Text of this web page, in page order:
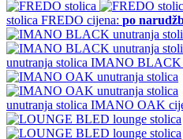
stolica FREDO cijena: po
unutranja stolica IMANO BLACK
unutranja stolica IMANO OAK